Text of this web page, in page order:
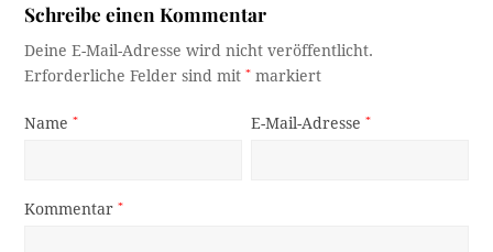
Schreibe einen Kommentar
Deine E-Mail-Adresse wird nicht veröffentlicht.
Erforderliche Felder sind mit* markiert
Name* E-Mail-Adresse*
Kommentar*